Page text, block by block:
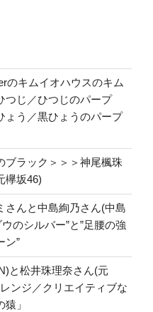
のキムイオハウスのキム
つじ／ひつじのパープ
ょう／黒ひょうのパープ
ブラック＞＞＞神尾楓珠
欅坂46)
さんと中島絢乃さん(中島
のシルバー”と”足腰の強
ン”
と松井珠理奈さん(元
ンジ／クリエイティブな
」